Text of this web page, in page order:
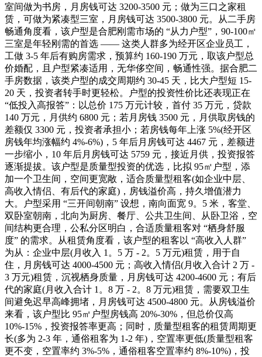
室间做为书房，月房钱可达 3200-3500 元；做为三口之家租
赁，可做为紧凑型三室，月房钱可达 3500-3800 元。从二手房
畅通角度看，该户型是合肥刚需市场的 “从力户型”，90-100㎡
三室是年轻刚需的首选 —— 这类人群多为经开区企业员工，
工做 3-5 年后有购房需求，预算约 160-190 万元，取该户型总
价婚配，且户型紧凑适用，无华侈空间，畅通性强。据合肥二
手房数据，该类户型的成交周期约 30-45 天，比大户型短 15-
20 天，投资者转手时更轻松。户型的投资性价比还表现正在
“低投入高报答”：以总价 175 万元计较，首付 35 万元，贷款
140 万元，月供约 6800 元；若月房钱 3500 元，月供取房钱的
差额仅 3300 元，投资者承担小；若房钱每年上涨 5%(经开区
房钱年均涨幅约 4%-6%)，5 年后月房钱可达 4467 元，差额进
一步缩小，10 年后月房钱可达 5759 元，接近月供，投资报答
逐渐提拔。该户型是质量型投资的优选，比拟 95㎡户型，添
加一个卫生间，空间更宽敞，适合质量型租客(如企业中层、
高收入情侣、有后代的家庭)，房钱溢价高，持久增值潜力
大。户型采用 “三开间朝南” 设想，南向面宽 9。5 米，客堂、
双卧室朝南，北向为厨房、餐厅、公共卫生间、从卧卫浴，空
间结构更合理，公私分区明白，合适质量租客对 “栖身舒服
度” 的需求。从租赁角度看，该户型的租客以 “高收入人群”
为从：企业中层(月收入 1。5 万 - 2。5 万元)租赁，用于自
住，月房钱可达 4000-4500 元；高收入情侣(月收入合计 2 万 -
3 万元)租赁，沉视栖身质量，月房钱可达 4200-4600 元；有后
代的家庭(月收入合计 1。8 万 - 2。8 万元)租赁，需要双卫生
间避免迟早高峰拥堵，月房钱可达 4500-4800 元。从房钱溢价
来看，该户型比 95㎡户型房钱高 20%-30%，但总价仅高
10%-15%，投资报答率更高；同时，质量型租客的租赁周期更
长(多为 2-3 年，通俗租客为 1-2 年)，空置率更低(质量型租客
更不变，空置率约 3%-5%，通俗租客空置率约 8%-10%)，投